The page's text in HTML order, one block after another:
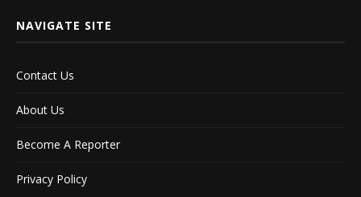
NAVIGATE SITE
Contact Us
About Us
Become A Reporter
Privacy Policy